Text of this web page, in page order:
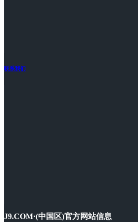
联系我们
J9.COM·(中国区)官方网站信息